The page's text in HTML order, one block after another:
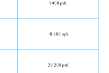
9400 руб.
18 800 руб.
28 200 руб.